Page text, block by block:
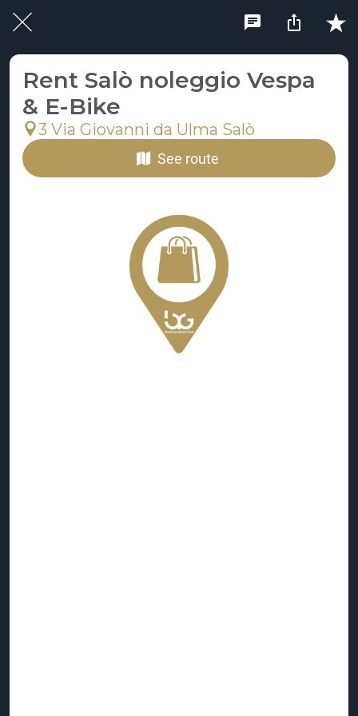
Rent Salò noleggio Vespa
& E-Bike
3 Via Giovanni da Ulma Salò
See route